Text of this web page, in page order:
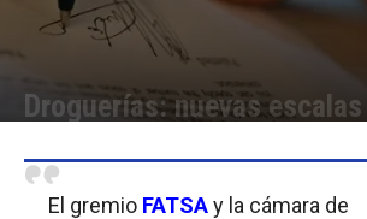
Droguerías: nuevas
El gremio FATSAy la cámara de